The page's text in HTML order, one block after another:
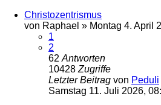
Christozentrismus
von Raphael » Montag 4. April
1
2
62 Antworten
10428 Zugriffe
Letzter Beitrag von Peduli
Samstag 11. Juli 2026,